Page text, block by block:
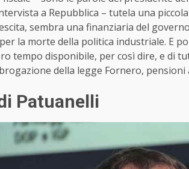
a Repubblica – tutela una
sembra una finanziaria del
la morte della politica industriale. E
tempo disponibile, per così dire, e di
della legge Fornero, pensioni
Patuanelli